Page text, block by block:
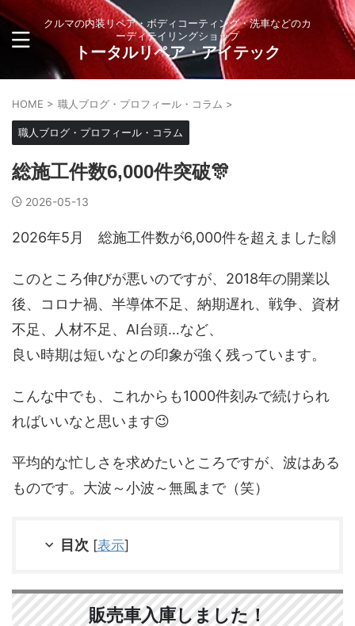
クルマの内装リペア・ボディコーティング・洗車などのカ
ーディテイリングショップ
トータルリペア・アイテック
HOME > 職人ブログ・プロフィール・コラム >
職人ブログ・プロフィール・コラム
総施工件数6,000件突破🎊
2026-05-13
2026年5月 総施工件数が6,000件を超えました🙌
このところ伸びが悪いのですが、2018年の開業以
後、コロナ禍、半導体不足、納期遅れ、戦争、資材
不足、人材不足、AI台頭…など、
良い時期は短いなとの印象が強く残っています。
こんな中でも、これからも1000件刻みで続けられ
ればいいなと思います😉
平均的な忙しさを求めたいところですが、波はある
ものです。大波～小波～無風まで（笑）
目次 [表示]
販売車入庫しました！